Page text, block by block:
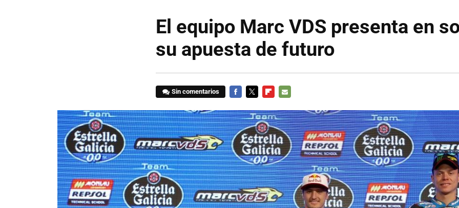
El equipo Marc VDS presenta en
su apuesta de futuro
Sin comentarios
MAIL